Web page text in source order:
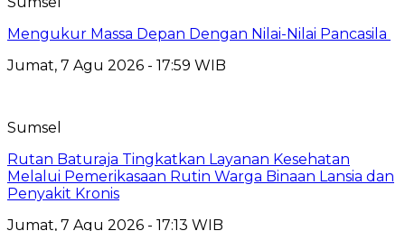
Mengukur Massa Depan Dengan Nilai-Nilai Pancasila
Jumat, 7 Agu 2026 - 17:59 WIB
Sumsel
Rutan Baturaja Tingkatkan Layanan Kesehatan
Melalui Pemerikasaan Rutin Warga Binaan Lansia dan
Penyakit Kronis
Jumat, 7 Agu 2026 - 17:13 WIB